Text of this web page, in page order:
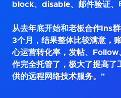
block、disable、邮件验证、
从去年底开始和老板合作Ins
3个月，结果整体比较满意，
心运营转化率，发帖、
作完全托管了，极大了提高了
供的远程网络技术服务。"